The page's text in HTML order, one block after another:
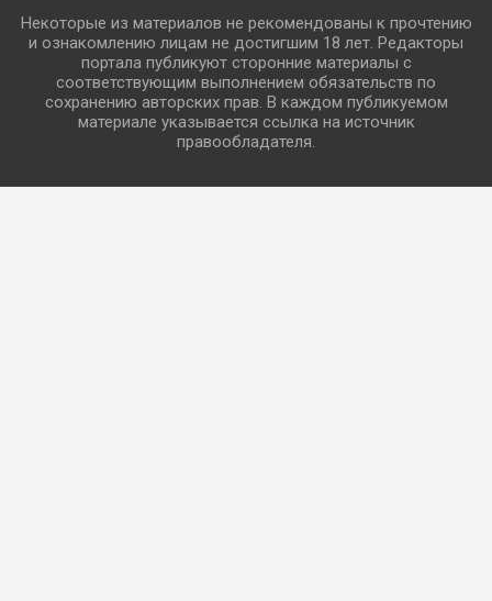
Некоторые из материалов не рекомендованы к прочтению
и ознакомлению лицам не достигшим 18 лет. Редакторы
портала публикуют сторонние материалы с
соответствующим выполнением обязательств по
сохранению авторских прав. В каждом публикуемом
материале указывается ссылка на источник
правообладателя.